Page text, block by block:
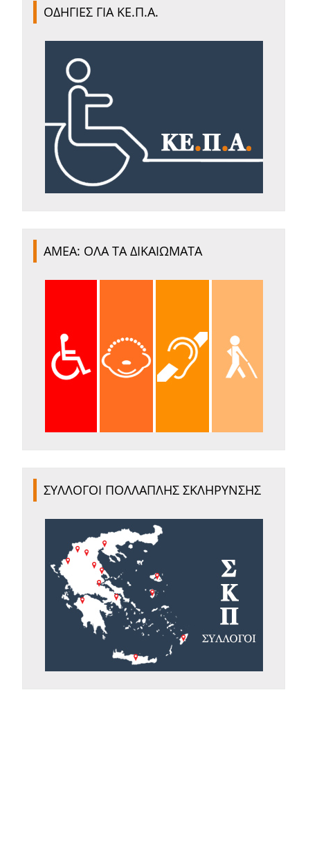
ΟΔΗΓΙΕΣ ΓΙΑ ΚΕ.Π.Α.
ΑΜΕΑ: ΟΛΑ ΤΑ ΔΙΚΑΙΩΜΑΤΑ
ΣΥΛΛΟΓΟΙ ΠΟΛΛΑΠΛΗΣ ΣΚΛΗΡΥΝΣΗΣ